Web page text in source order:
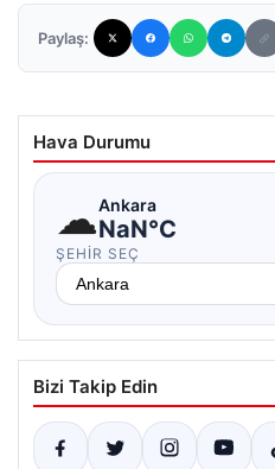
Paylaş:
Hava Durumu
☁Ankara
NaN°C
ŞEHIR SEÇ
Bizi Takip Edin